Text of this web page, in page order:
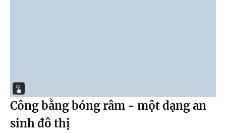
Công bằng bóng râm - một dạng an
sinh đô thị